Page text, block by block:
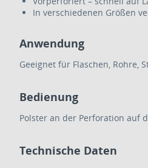
In verschiedenen Größen
Anwendung
Geeignet für Flaschen, Rohre,
Bedienung
Polster an der Perforation auf
Technische Daten